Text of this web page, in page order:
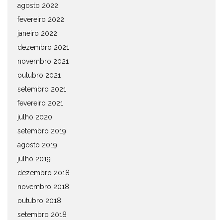
agosto 2022
fevereiro 2022
janeiro 2022
dezembro 2021
novembro 2021
outubro 2021
setembro 2021
fevereiro 2021
julho 2020
setembro 2019
agosto 2019
julho 2019
dezembro 2018
novembro 2018
outubro 2018
setembro 2018